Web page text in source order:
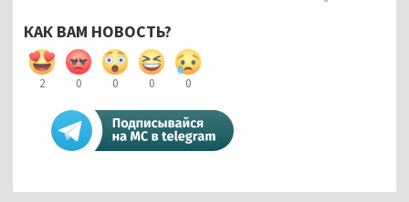
КАК ВАМ НОВОСТЬ?
2 0 0 0 0